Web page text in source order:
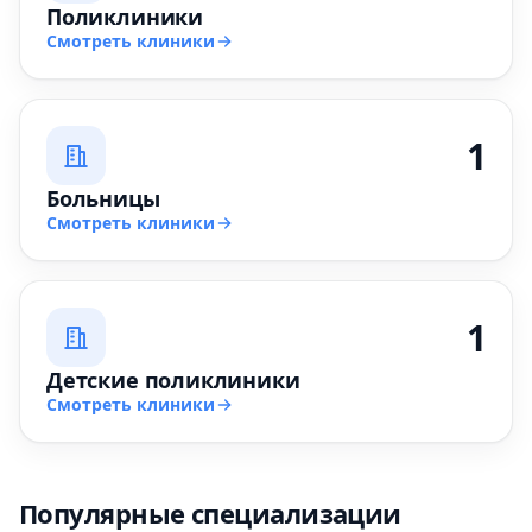
Поликлиники
Смотреть клиники
1
Больницы
Смотреть клиники
1
Детские поликлиники
Смотреть клиники
Популярные специализации